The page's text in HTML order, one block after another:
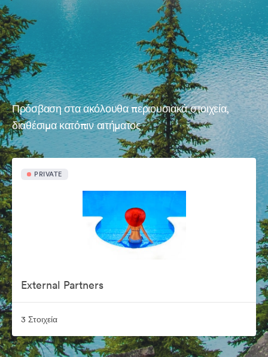
Πρόσβαση στα ακόλουθα περιουσιακά στοιχεία,
διαθέσιμα κατόπιν αιτήματος
PRIVATE
External Partners
3 Στοιχεία